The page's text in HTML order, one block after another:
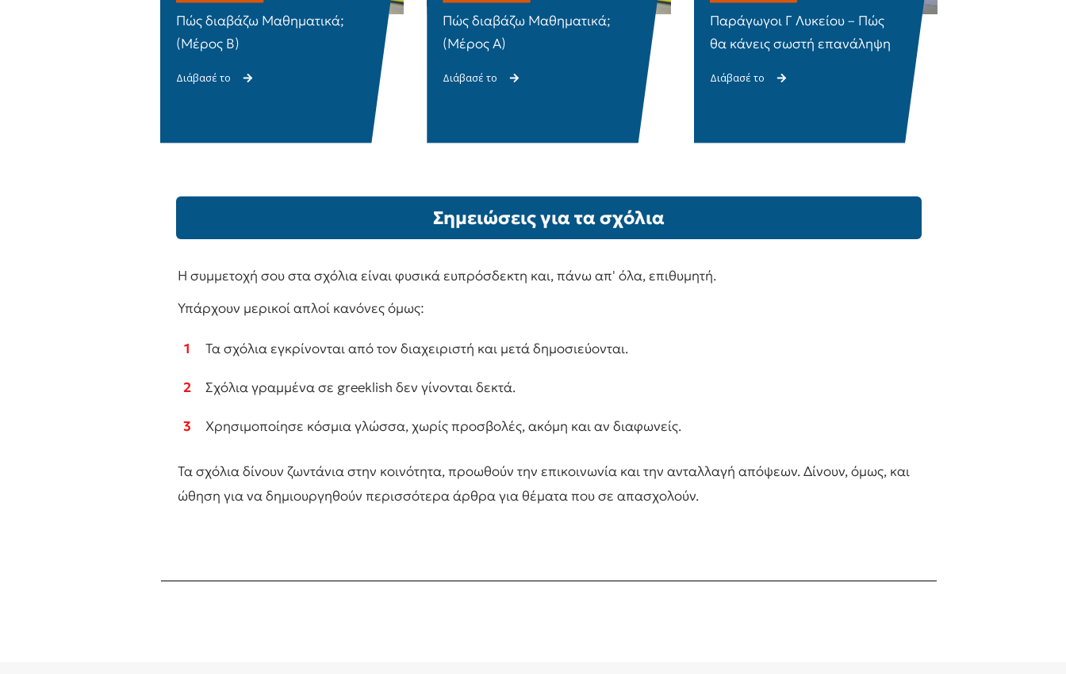
Πώς διαβάζω Μαθηματικά;
(Μέρος Β)
Διάβασέ το
Πώς διαβάζω Μαθηματικά;
(Μέρος Α)
Διάβασέ το
Παράγωγοι Γ Λυκείου – Πώς
θα κάνεις σωστή επανάληψη
Διάβασέ το
Σημειώσεις για τα σχόλια
Η συμμετοχή σου στα σχόλια είναι φυσικά ευπρόσδεκτη και, πάνω απ' όλα, επιθυμητή.
Υπάρχουν μερικοί απλοί κανόνες όμως:
1 Τα σχόλια εγκρίνονται από τον διαχειριστή και μετά δημοσιεύονται.
2 Σχόλια γραμμένα σε greeklish δεν γίνονται δεκτά.
3 Χρησιμοποίησε κόσμια γλώσσα, χωρίς προσβολές, ακόμη και αν διαφωνείς.
Τα σχόλια δίνουν ζωντάνια στην κοινότητα, προωθούν την επικοινωνία και την ανταλλαγή απόψεων. Δίνουν, όμως, και
ώθηση για να δημιουργηθούν περισσότερα άρθρα για θέματα που σε απασχολούν.